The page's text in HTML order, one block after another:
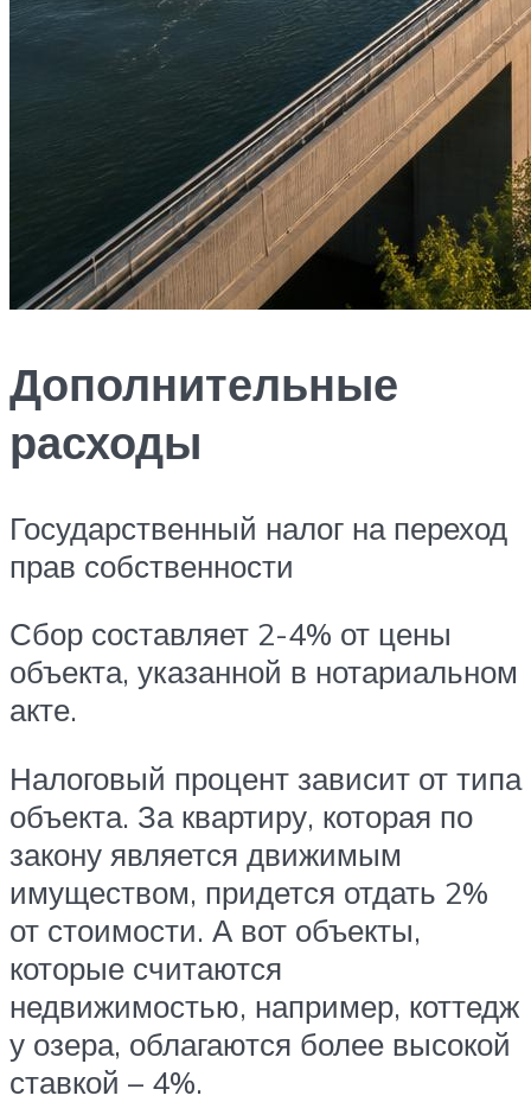
Дополнительные
расходы
Государственный налог на переход
прав собственности
Сбор составляет 2-4% от цены
объекта, указанной в нотариальном
акте.
Налоговый процент зависит от типа
объекта. За квартиру, которая по
закону является движимым
имуществом, придется отдать 2%
от стоимости. А вот объекты,
которые считаются
недвижимостью, например, коттедж
у озера, облагаются более высокой
ставкой – 4%.